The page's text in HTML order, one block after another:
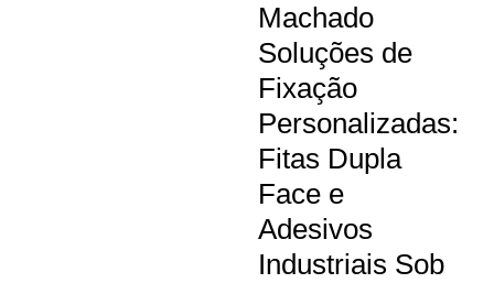
Machado
Soluções de
Fixação
Personalizadas:
Fitas Dupla
Face e
Adesivos
Industriais Sob